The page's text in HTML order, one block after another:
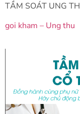
TẦM SOÁT UNG
goi kham – Ung thu